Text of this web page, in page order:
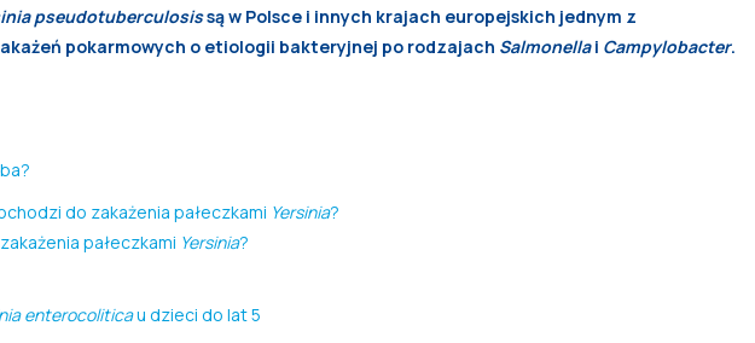
pseudotuberculosissą w Polsce i innych krajach europejskich jednym z
pokarmowych o etiologii bakteryjnej po rodzajach Salmonellai Campylobacter.
do zakażenia pałeczkami Yersinia?
pałeczkami Yersinia?
enterocoliticau dzieci do lat 5